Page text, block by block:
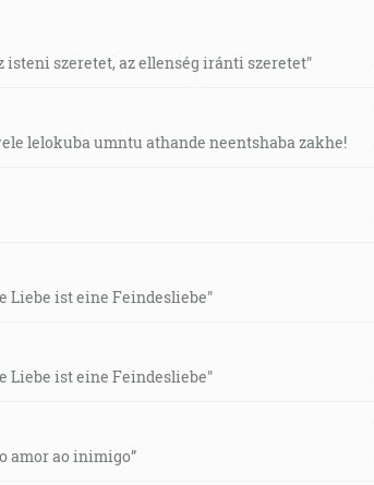
isteni szeretet, az ellenség iránti szeretet"
lelokuba umntu athande neentshaba zakhe!
Liebe ist eine Feindesliebe"
Liebe ist eine Feindesliebe"
amor ao inimigo”